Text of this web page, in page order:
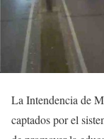
La Intendencia de
captados por el